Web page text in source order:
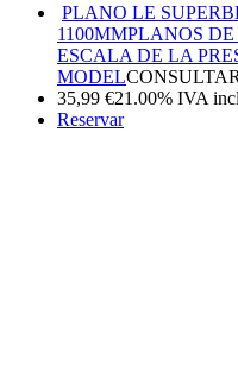
PLANO LE
1100MMPLANOS
ESCALA DE LA
MODEL
35,99 €21.00% IVA
Reservar